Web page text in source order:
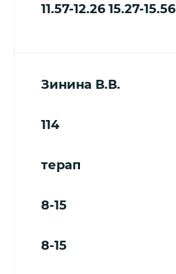
11.57-12.26 15.27-15.56
Зинина В.В.
114
терап
8-15
8-15